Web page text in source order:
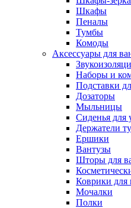
Шкафы
Пеналы
Тумбы
Комоды
Аксессуары для
Наборы и
Подставки
Дозаторы
Мыльницы
Сиденья для
Держатели
Ершики
Вантузы
Шторы для
Коврики для
Мочалки
Полки